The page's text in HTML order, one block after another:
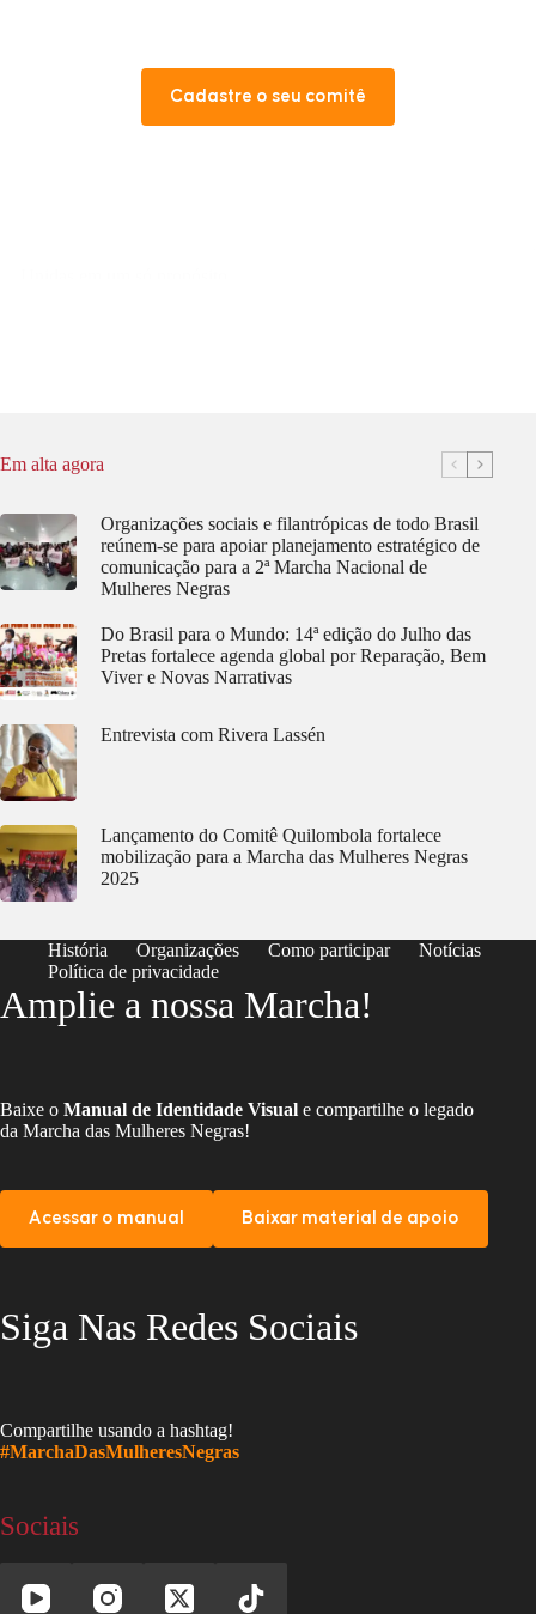
Cadastre o seu comitê
propósito
Em alta agora
Organizações sociais e filantrópicas de todo Brasil
reúnem-se para apoiar planejamento estratégico de
comunicação para a 2ª Marcha Nacional de
Mulheres Negras
Do Brasil para o Mundo: 14ª edição do Julho das
Pretas fortalece agenda global por Reparação, Bem
Viver e Novas Narrativas
Entrevista com Rivera Lassén
Lançamento do Comitê Quilombola fortalece
mobilização para a Marcha das Mulheres Negras
2025
História Organizações Como participar
Notícias
Política de privacidade
Amplie a nossa Marcha!
Baixe o Manual de Identidade Visual e compartilhe o legado
da Marcha das Mulheres Negras!
Acessar o manual Baixar material de apoio
Siga Nas Redes Sociais
Compartilhe usando a hashtag!
#MarchaDasMulheresNegras
Sociais